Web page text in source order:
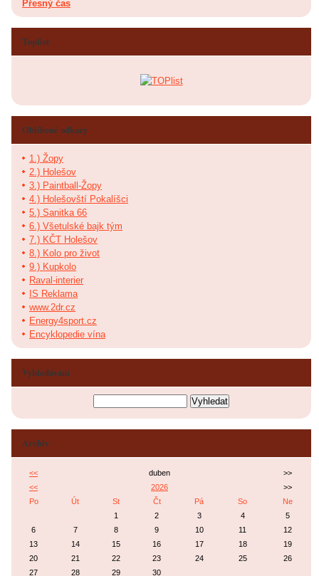
Přesný čas
Toplist
Oblíbené odkazy
1.) Žopy
2.) Holešov
3.) Paintball-Žopy
4.) Holešovští Pokalíšci
5.) Sanitka 66
6.) Všetulské bajk tým
7.) KČT Holešov
8.) Kolo pro život
9.) Kupkolo
Raval-interier
IS Reklama
www.2dr.cz
Energy4sport.cz
Encyklopedie vína
Vyhledávání
Archiv
<< duben
>>
<<
2026
>>
Po
Út St Čt Pá So
Ne
1
2 3 4
5
6
7 8 9 10 11
12
13
14 15 16 17 18
19
20
21 22 23 24 25
26
27
28 29 30